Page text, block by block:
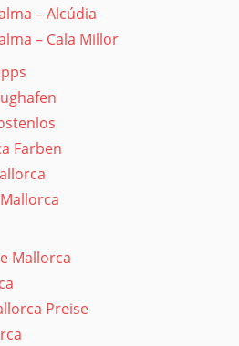
– Alcúdia
– Cala Millor
Farben
Mallorca
Preise